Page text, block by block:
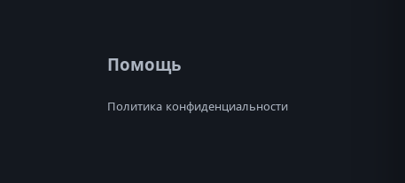
Помощь
Политика конфиденциальности